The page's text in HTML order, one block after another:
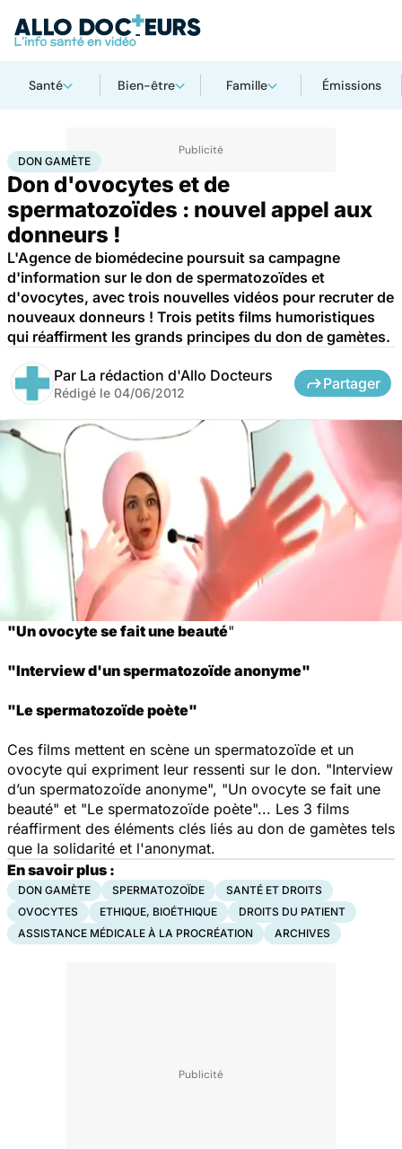
Santé Bien-être Famille Émissions
AccueilFamilleProcréation Don gamète
DON GAMÈTE
Don d'ovocytes et de
spermatozoïdes : nouvel appel aux
donneurs !
L'Agence de biomédecine poursuit sa campagne
d'information sur le don de spermatozoïdes et
d'ovocytes, avec trois nouvelles vidéos pour recruter de
nouveaux donneurs ! Trois petits films humoristiques
qui réaffirment les grands principes du don de gamètes.
Par La rédaction d'Allo Docteurs
Rédigé le 04/06/2012
Partager
"Un ovocyte se fait une beauté"
"Interview d'un spermatozoïde anonyme"
"Le spermatozoïde poète"
Ces films mettent en scène un spermatozoïde et un
ovocyte qui expriment leur ressenti sur le don. "Interview
d’un spermatozoïde anonyme", "Un ovocyte se fait une
beauté" et "Le spermatozoïde poète"... Les 3 films
réaffirment des éléments clés liés au don de gamètes tels
que la solidarité et l'anonymat.
En savoir plus :
DON GAMÈTE SPERMATOZOÏDE
SANTÉ ET DROITS
OVOCYTES
ETHIQUE, BIOÉTHIQUE
DROITS DU PATIENT
ASSISTANCE MÉDICALE À LA PROCRÉATION
ARCHIVES